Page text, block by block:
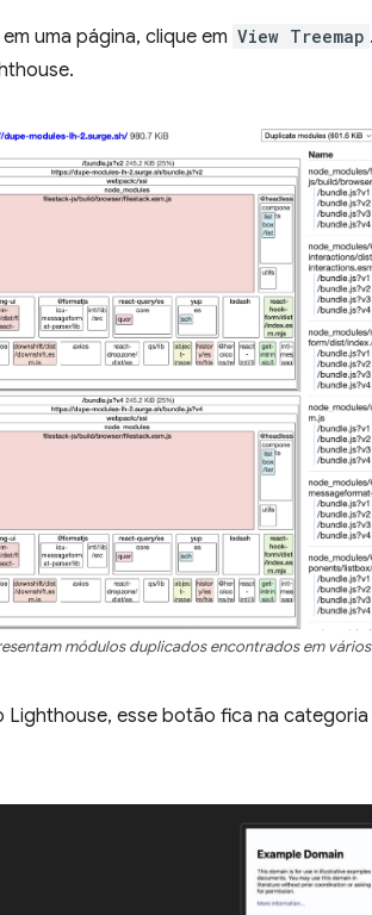
uma página, clique em View Treemap
módulos duplicados encontrados em
esse botão fica na categoria